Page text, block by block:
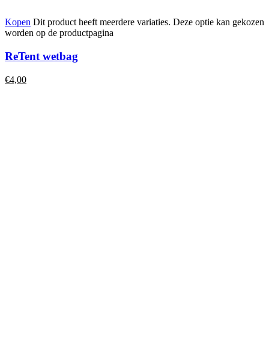
Kopen Dit product heeft meerdere variaties. Deze optie kan gekozen
worden op de productpagina
ReTent wetbag
€4,00